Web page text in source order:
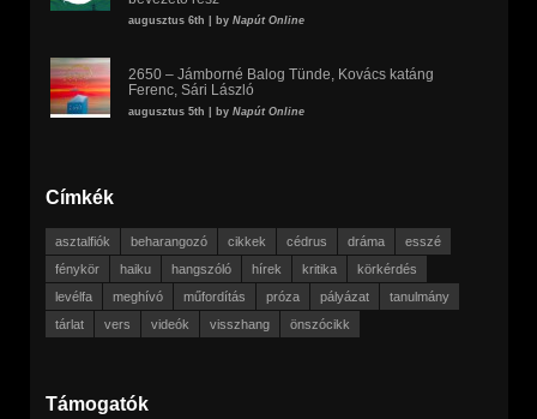
augusztus 6th | by Napút Online
2650 – Jámborné Balog Tünde, Kovács katáng
Ferenc, Sári László
augusztus 5th | by Napút Online
Címkék
asztalfiók beharangozó cikkek cédrus dráma
esszé
fénykör
haiku hangszóló hírek kritika
körkérdés
levélfa
meghívó műfordítás próza pályázat
tanulmány
tárlat
vers videók visszhang önszócikk
Támogatók